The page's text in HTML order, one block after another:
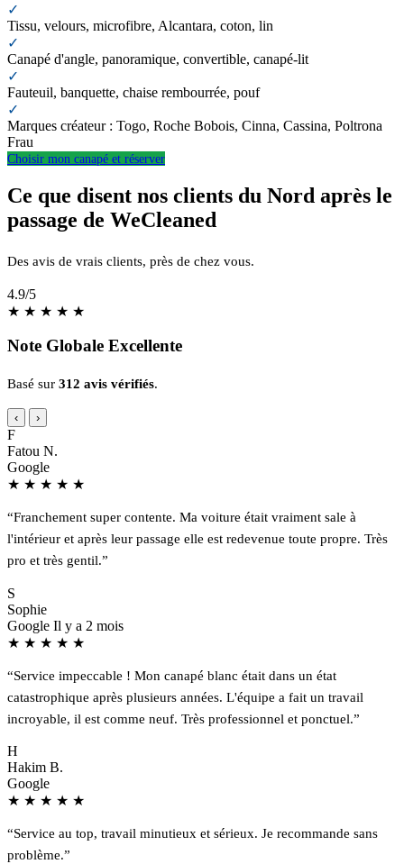
✓
Tissu, velours, microfibre, Alcantara, coton, lin
✓
Canapé d'angle, panoramique, convertible, canapé-lit
✓
Fauteuil, banquette, chaise rembourrée, pouf
✓
Marques créateur : Togo, Roche Bobois, Cinna, Cassina, Poltrona
Frau
Choisir mon canapé et réserver
Ce que disent nos clients du Nord après le
passage de WeCleaned
Des avis de vrais clients, près de chez vous.
4.9/5
★ ★ ★ ★ ★
Note Globale Excellente
Basé sur 312 avis vérifiés.
‹ ›
F
Fatou N.
Google
★ ★ ★ ★ ★
“Franchement super contente. Ma voiture était vraiment sale à
l'intérieur et après leur passage elle est redevenue toute propre. Très
pro et très gentil.”
S
Sophie
Google Il y a 2 mois
★ ★ ★ ★ ★
“Service impeccable ! Mon canapé blanc était dans un état
catastrophique après plusieurs années. L'équipe a fait un travail
incroyable, il est comme neuf. Très professionnel et ponctuel.”
H
Hakim B.
Google
★ ★ ★ ★ ★
“Service au top, travail minutieux et sérieux. Je recommande sans
problème.”